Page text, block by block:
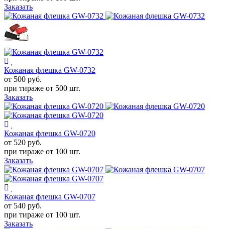
Заказать
Кожаная флешка GW-0732
от 500 руб.
при тираже от 500 шт.
Заказать
Кожаная флешка GW-0720
от 520 руб.
при тираже от 100 шт.
Заказать
Кожаная флешка GW-0707
от 540 руб.
при тираже от 100 шт.
Заказать